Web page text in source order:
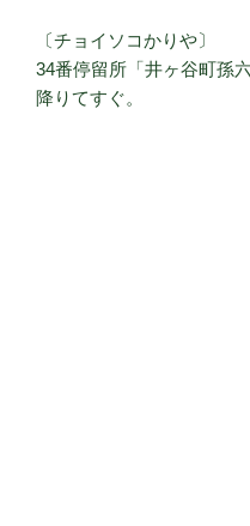
〔チョイソコかりや〕
34番停留所「井ヶ谷町孫六
降りてすぐ。